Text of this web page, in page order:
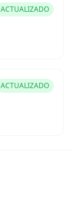
ACTUALIZADO
ACTUALIZADO